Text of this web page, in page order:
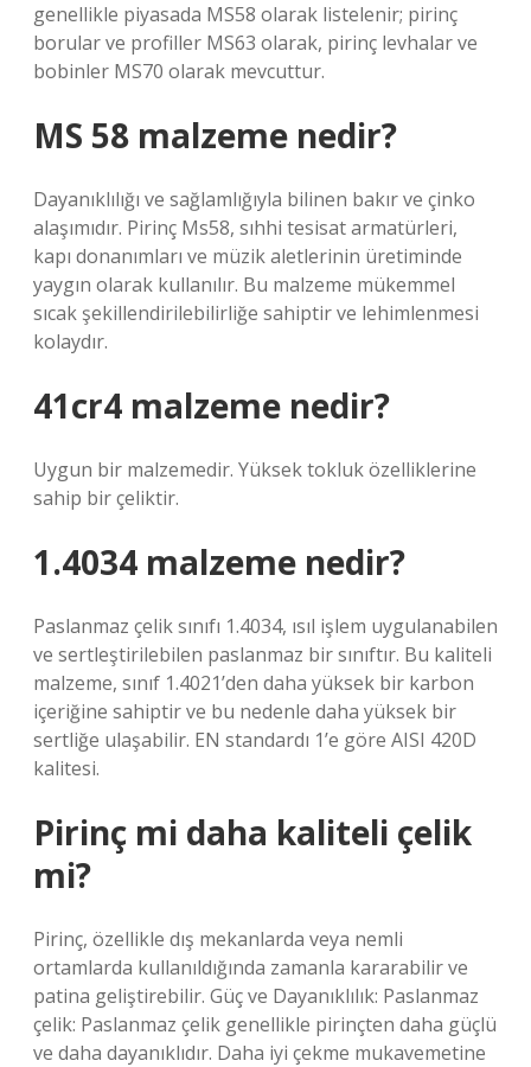
genellikle piyasada MS58 olarak listelenir; pirinç
borular ve profiller MS63 olarak, pirinç levhalar ve
bobinler MS70 olarak mevcuttur.
MS 58 malzeme nedir?
Dayanıklılığı ve sağlamlığıyla bilinen bakır ve çinko
alaşımıdır. Pirinç Ms58, sıhhi tesisat armatürleri,
kapı donanımları ve müzik aletlerinin üretiminde
yaygın olarak kullanılır. Bu malzeme mükemmel
sıcak şekillendirilebilirliğe sahiptir ve lehimlenmesi
kolaydır.
41cr4 malzeme nedir?
Uygun bir malzemedir. Yüksek tokluk özelliklerine
sahip bir çeliktir.
1.4034 malzeme nedir?
Paslanmaz çelik sınıfı 1.4034, ısıl işlem uygulanabilen
ve sertleştirilebilen paslanmaz bir sınıftır. Bu kaliteli
malzeme, sınıf 1.4021’den daha yüksek bir karbon
içeriğine sahiptir ve bu nedenle daha yüksek bir
sertliğe ulaşabilir. EN standardı 1’e göre AISI 420D
kalitesi.
Pirinç mi daha kaliteli çelik
mi?
Pirinç, özellikle dış mekanlarda veya nemli
ortamlarda kullanıldığında zamanla kararabilir ve
patina geliştirebilir. Güç ve Dayanıklılık: Paslanmaz
çelik: Paslanmaz çelik genellikle pirinçten daha güçlü
ve daha dayanıklıdır. Daha iyi çekme mukavemetine